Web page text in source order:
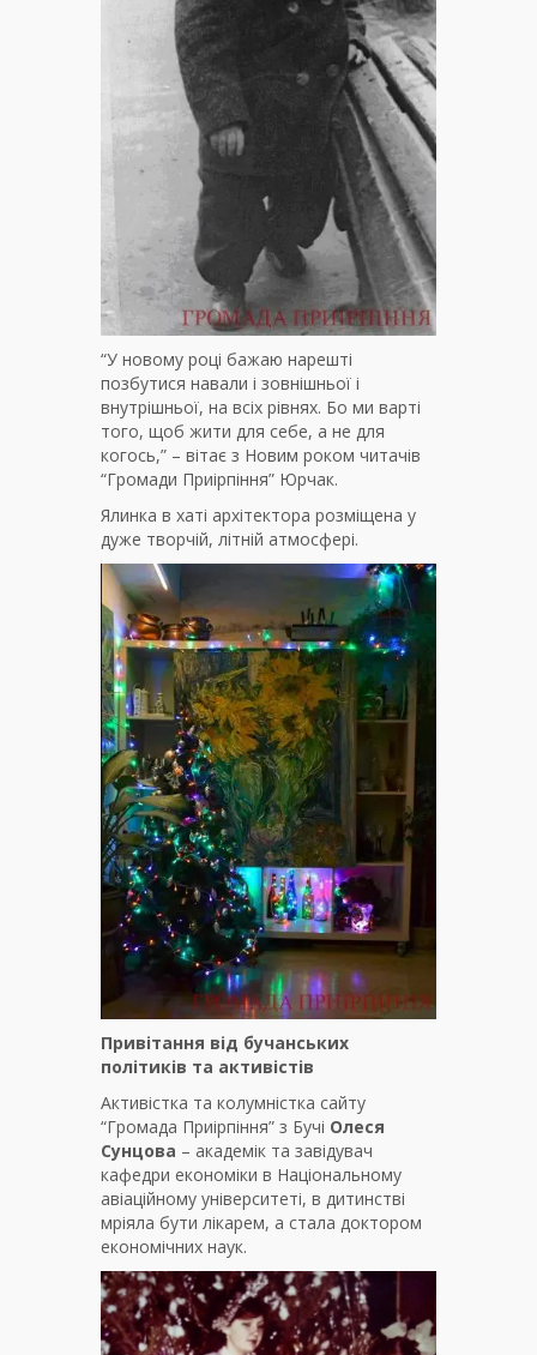
“У новому році бажаю нарешті
позбутися навали і зовнішньої і
внутрішньої, на всіх рівнях. Бо ми варті
того, щоб жити для себе, а не для
когось,” – вітає з Новим роком читачів
“Громади Приірпіння” Юрчак.
Ялинка в хаті архітектора розміщена у
дуже творчій, літній атмосфері.
Привітання від бучанських
політиків та активістів
Активістка та колумністка сайту
“Громада Приірпіння” з Бучі Олеся
Сунцова – академік та завідувач
кафедри економіки в Національному
авіаційному університеті, в дитинстві
мріяла бути лікарем, а стала доктором
економічних наук.